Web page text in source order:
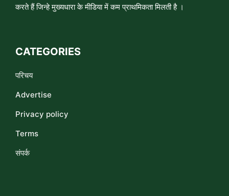
करते हैं जिन्हे मुख्यधारा के मीडिया में कम प्राथमिकता मिलती है ।
CATEGORIES
परिचय
Advertise
Privacy policy
Terms
संपर्क